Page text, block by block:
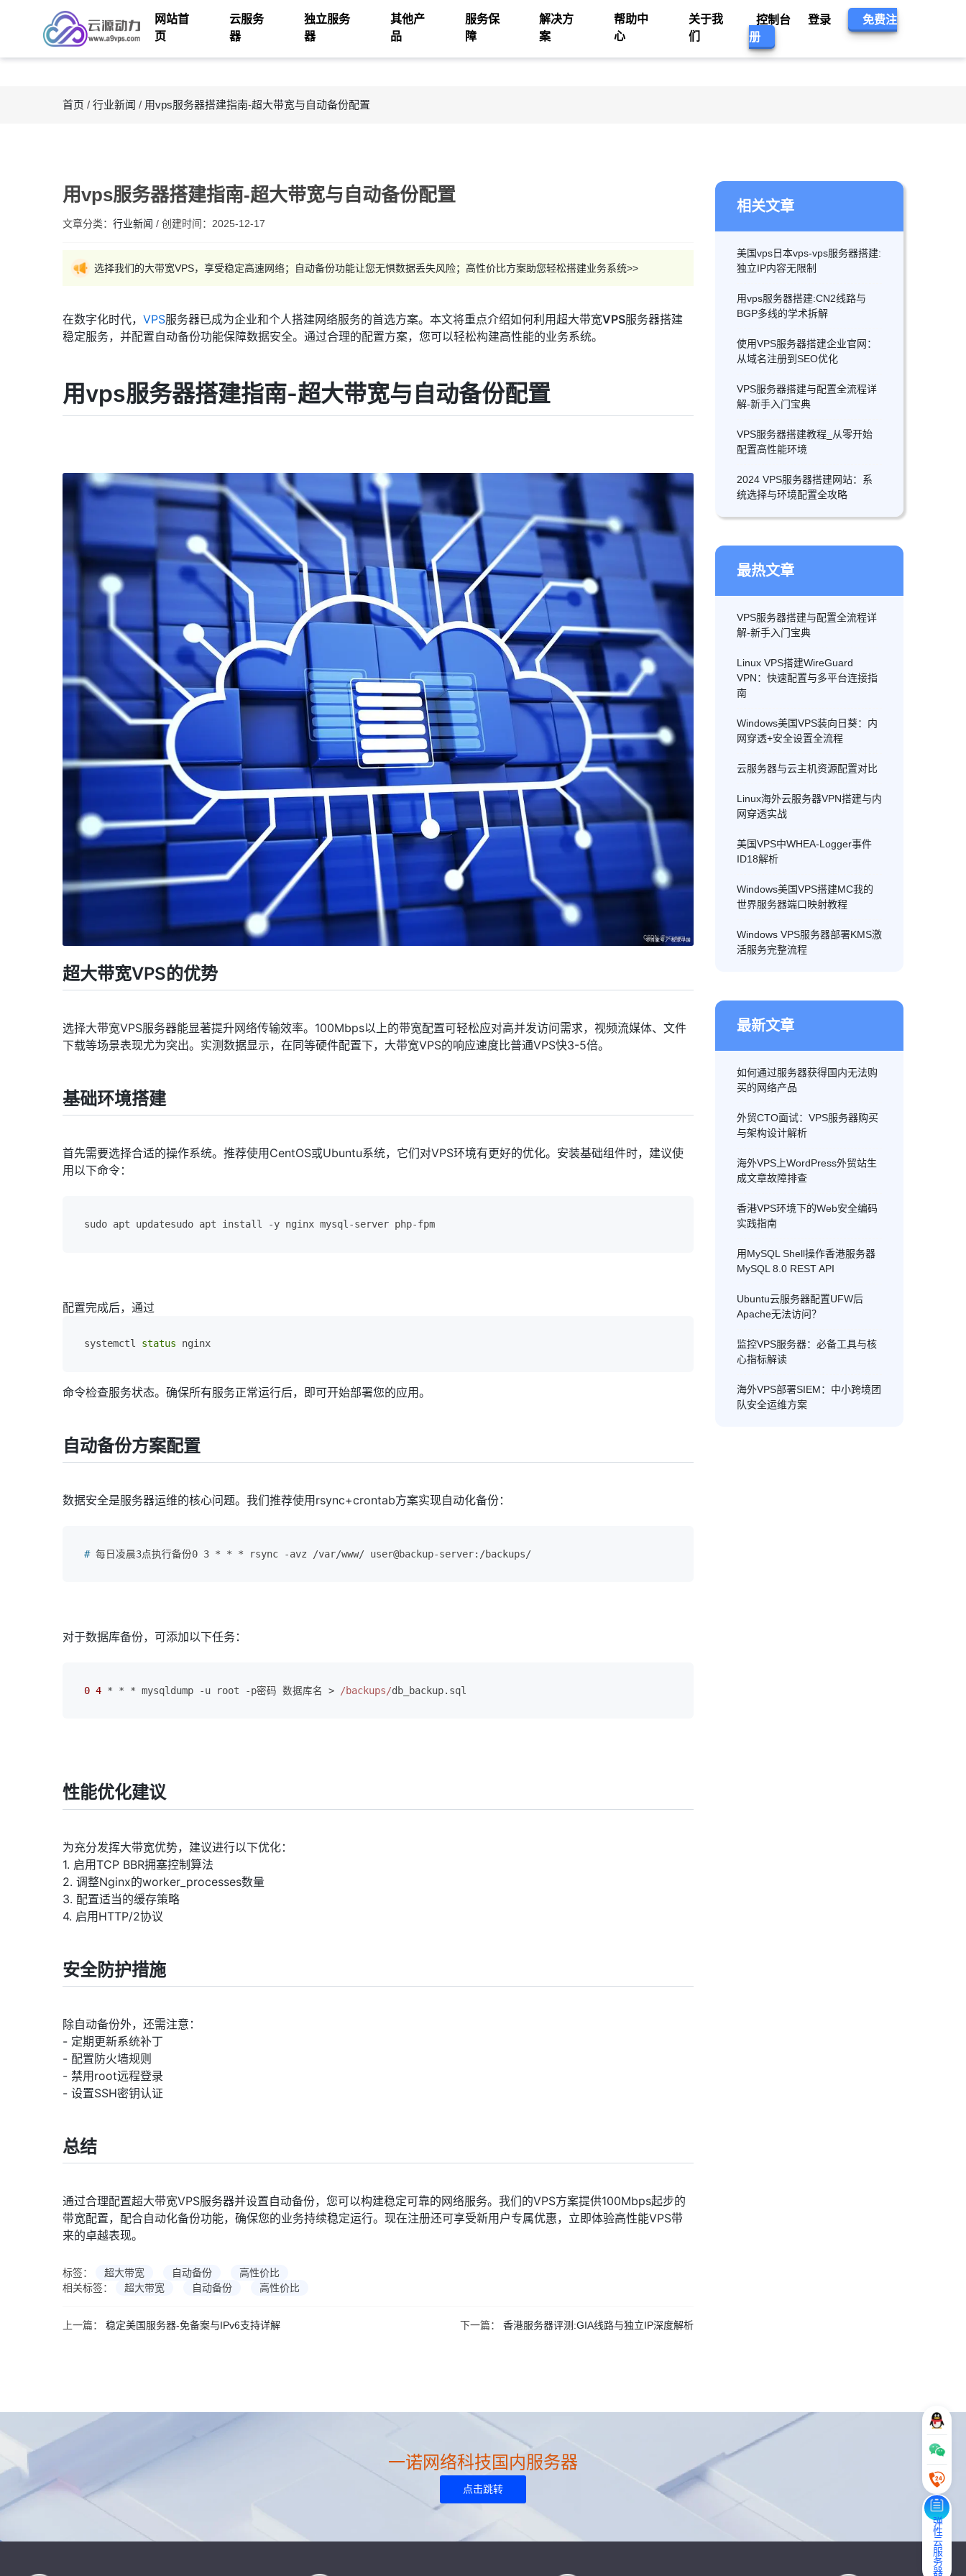
网站首
页
云服务
器
独立服务
器
其他产
品
服务保
障
解决方
案
帮助中
心
关于我
们
控制台 登录
免费注
册
首页 / 行业新闻 / 用vps服务器搭建指南-超大带宽与自动备份配置
用vps服务器搭建指南-超大带宽与自动备份配置
文章分类： 行业新闻 / 创建时间： 2025-12-17
选择我们的大带宽VPS，享受稳定高速网络；自动备份功能让您无惧数据丢失风险；高性价比方案助您轻松搭建业务系统>>
在数字化时代， VPS服务器已成为企业和个人搭建网络服务的首选方案。本文将重点介绍如何利用超大带宽VPS服务器搭建
稳定服务，并配置自动备份功能保障数据安全。通过合理的配置方案，您可以轻松构建高性能的业务系统。
用vps服务器搭建指南-超大带宽与自动备份配置
超大带宽VPS的优势
选择大带宽VPS服务器能显著提升网络传输效率。100Mbps以上的带宽配置可轻松应对高并发访问需求，视频流媒体、文件
下载等场景表现尤为突出。实测数据显示，在同等硬件配置下，大带宽VPS的响应速度比普通VPS快3-5倍。
基础环境搭建
首先需要选择合适的操作系统。推荐使用CentOS或Ubuntu系统，它们对VPS环境有更好的优化。安装基础组件时，建议使
用以下命令：
sudo apt updatesudo apt install -y nginx mysql-server php-fpm
配置完成后，通过
systemctl status nginx
命令检查服务状态。确保所有服务正常运行后，即可开始部署您的应用。
自动备份方案配置
数据安全是服务器运维的核心问题。我们推荐使用rsync+crontab方案实现自动化备份：
# 每日凌晨3点执行备份0 3 * * * rsync -avz /var/www/ user@backup-server:/backups/
对于数据库备份，可添加以下任务：
0 4 * * * mysqldump -u root -p密码 数据库名 > /backups/db_backup. sql
性能优化建议
为充分发挥大带宽优势，建议进行以下优化：
1. 启用TCP BBR拥塞控制算法
2. 调整Nginx的worker_processes数量
3. 配置适当的缓存策略
4. 启用HTTP/2协议
安全防护措施
除自动备份外，还需注意：
- 定期更新系统补丁
- 配置防火墙规则
- 禁用root远程登录
- 设置SSH密钥认证
总结
通过合理配置超大带宽VPS服务器并设置自动备份，您可以构建稳定可靠的网络服务。我们的VPS方案提供100Mbps起步的
带宽配置，配合自动化备份功能，确保您的业务持续稳定运行。现在注册还可享受新用户专属优惠，立即体验高性能VPS带
来的卓越表现。
标签： 超大带宽 自动备份
高性价比
相关标签：
超大带宽 自动备份 高性价比
上一篇： 稳定美国服务器-免备案与IPv6支持详解 下一篇： 香港服务器评测:GIA线路与独立IP深度解析
相关文章
美国vps日本vps-vps服务器搭建:
独立IP内容无限制
用vps服务器搭建:CN2线路与
BGP多线的学术拆解
使用VPS服务器搭建企业官网：
从域名注册到SEO优化
VPS服务器搭建与配置全流程详
解-新手入门宝典
VPS服务器搭建教程_从零开始
配置高性能环境
2024 VPS服务器搭建网站：系
统选择与环境配置全攻略
最热文章
VPS服务器搭建与配置全流程详
解-新手入门宝典
Linux VPS搭建WireGuard
VPN：快速配置与多平台连接指
南
Windows美国VPS装向日葵：内
网穿透+安全设置全流程
云服务器与云主机资源配置对比
Linux海外云服务器VPN搭建与内
网穿透实战
美国VPS中WHEA-Logger事件
ID18解析
Windows美国VPS搭建MC我的
世界服务器端口映射教程
Windows VPS服务器部署KMS激
活服务完整流程
最新文章
如何通过服务器获得国内无法购
买的网络产品
外贸CTO面试：VPS服务器购买
与架构设计解析
海外VPS上WordPress外贸站生
成文章故障排查
香港VPS环境下的Web安全编码
实践指南
用MySQL Shell操作香港服务器
MySQL 8.0 REST API
Ubuntu云服务器配置UFW后
Apache无法访问？
监控VPS服务器：必备工具与核
心指标解读
海外VPS部署SIEM：中小跨境团
队安全运维方案
弹性云服务器
一诺网络科技国内服务器
点击跳转